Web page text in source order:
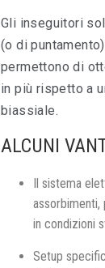
Gli inseguitori
(o di
permettono di
in più rispetto a
biassiale.
ALCUNI
Il sistema
assorbimenti,
in condizioni
Setup